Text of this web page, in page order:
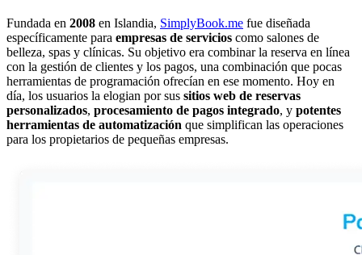
Fundada en 2008 en Islandia, SimplyBook.me fue diseñada
específicamente para empresas de servicios como salones de
belleza, spas y clínicas. Su objetivo era combinar la reserva en línea
con la gestión de clientes y los pagos, una combinación que pocas
herramientas de programación ofrecían en ese momento. Hoy en
día, los usuarios la elogian por sus sitios web de reservas
personalizados, procesamiento de pagos integrado, y potentes
herramientas de automatización que simplifican las operaciones
para los propietarios de pequeñas empresas.